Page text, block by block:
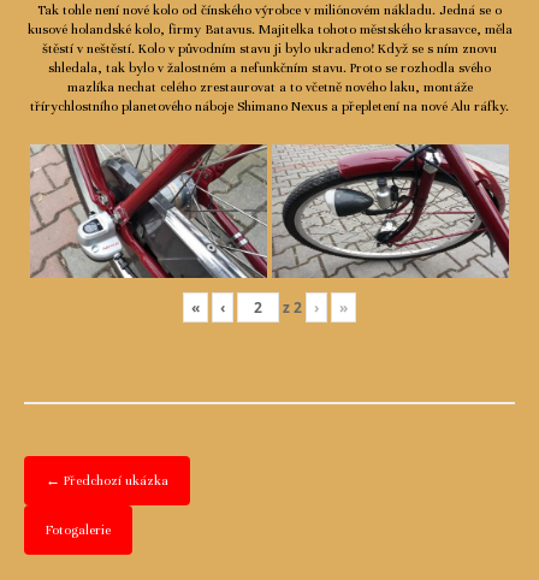
Tak tohle není nové kolo od čínského výrobce v miliónovém nákladu. Jedná se o
kusové holandské kolo, firmy Batavus. Majitelka tohoto městského krasavce, měla
štěstí v neštěstí. Kolo v původním stavu ji bylo ukradeno! Když se s ním znovu
shledala, tak bylo v žalostném a nefunkčním stavu. Proto se rozhodla svého
mazlíka nechat celého zrestaurovat a to včetně nového laku, montáže
třírychlostního planetového náboje Shimano Nexus a přepletení na nové Alu ráfky.
« ‹ z2 › »
← Předchozí ukázka
Fotogalerie